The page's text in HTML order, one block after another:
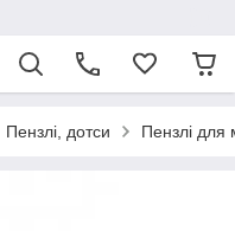
Пензлі, дотси Пензлі для